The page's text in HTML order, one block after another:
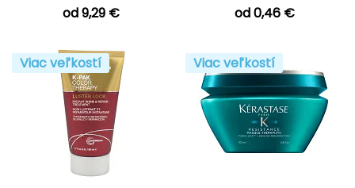
od 9,29 € od 0,46 €
Viac veľkostí Viac veľkostí